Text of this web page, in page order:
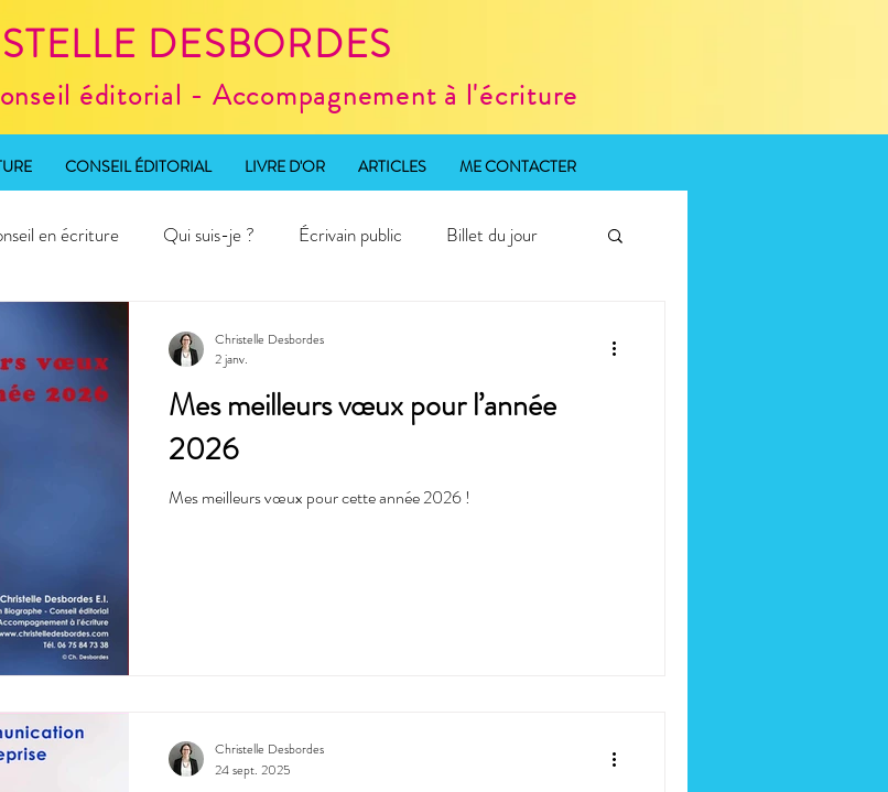
DESBORDES
éditorial - Accompagnement à l'écriture
CONSEIL ÉDITORIAL LIVRE D'OR ARTICLES ME CONTACTER
en écriture Qui suis-je ? Écrivain public Billet du jour
Mes meilleurs vœux pour l’année
2026
Mes meilleurs vœux pour cette année 2026 !
Christelle Desbordes
2 janv.
Christelle Desbordes
24 sept. 2025